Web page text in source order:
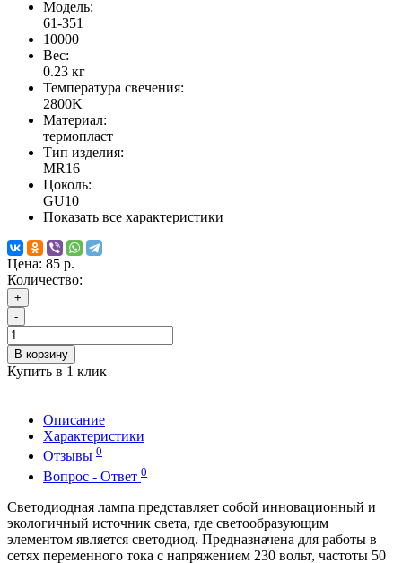
Модель:
61-351
10000
Вес:
0.23 кг
Температура свечения:
2800K
Материал:
термопласт
Тип изделия:
MR16
Цоколь:
GU10
Показать все характеристики
Цена: 85 р.
Количество:
+
-
В корзину
Купить в 1 клик
Описание
Характеристики
Отзывы 0
Вопрос - Ответ 0
Светодиодная лампа представляет собой инновационный и
экологичный источник света, где светообразующим
элементом является светодиод. Предназначена для работы в
сетях переменного тока с напряжением 230 вольт, частоты 50